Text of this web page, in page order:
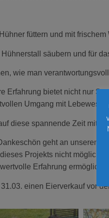
füttern und mit frischem
Hühnerstall säubern und für
wie man
Erfahrung bietet nicht nur
Umgang mit
diese spannende Zeit mit
geht an unseren
Projekts nicht möglich
Erfahrung ermöglicht.
einen Eierverkauf vor